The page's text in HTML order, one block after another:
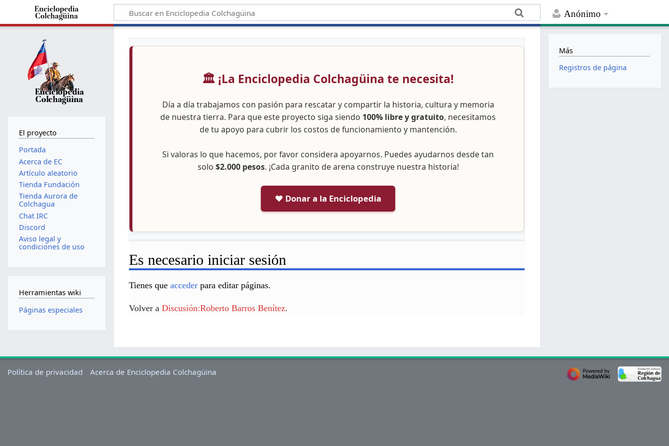
Anónimo
🏛️ ¡La Enciclopedia Colchagüina te necesita!
Día a día trabajamos con pasión para rescatar y compartir la historia, cultura y memoria
de nuestra tierra. Para que este proyecto siga siendo 100% libre y gratuito, necesitamos
de tu apoyo para cubrir los costos de funcionamiento y mantención.
Si valoras lo que hacemos, por favor considera apoyarnos. Puedes ayudarnos desde tan
solo $2.000 pesos. ¡Cada granito de arena construye nuestra historia!
❤️ Donar a la Enciclopedia
Es necesario iniciar sesión
Tienes queacceder para editar páginas.
Volver aDiscusión:Roberto Barros Benítez.
El proyecto
Portada
Acerca de EC
Artículo aleatorio
Tienda Fundación
Tienda Aurora de
Colchagua
Chat IRC
Discord
Aviso legal y
condiciones de uso
Herramientas wiki
Páginas especiales
Más
Registros de página
Política de privacidad Acerca de Enciclopedia Colchagüina